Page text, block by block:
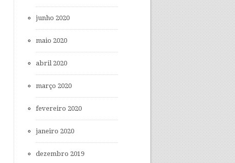
junho 2020
maio 2020
abril 2020
março 2020
fevereiro 2020
janeiro 2020
dezembro 2019